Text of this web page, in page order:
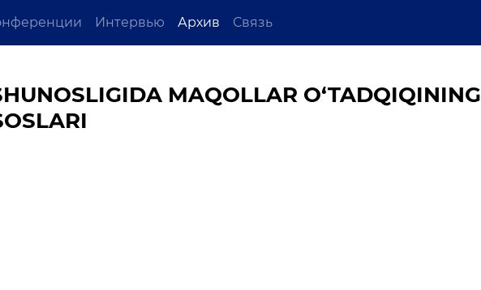
Интервью Архив Связь
MAQOLLAR O‘TADQIQINING